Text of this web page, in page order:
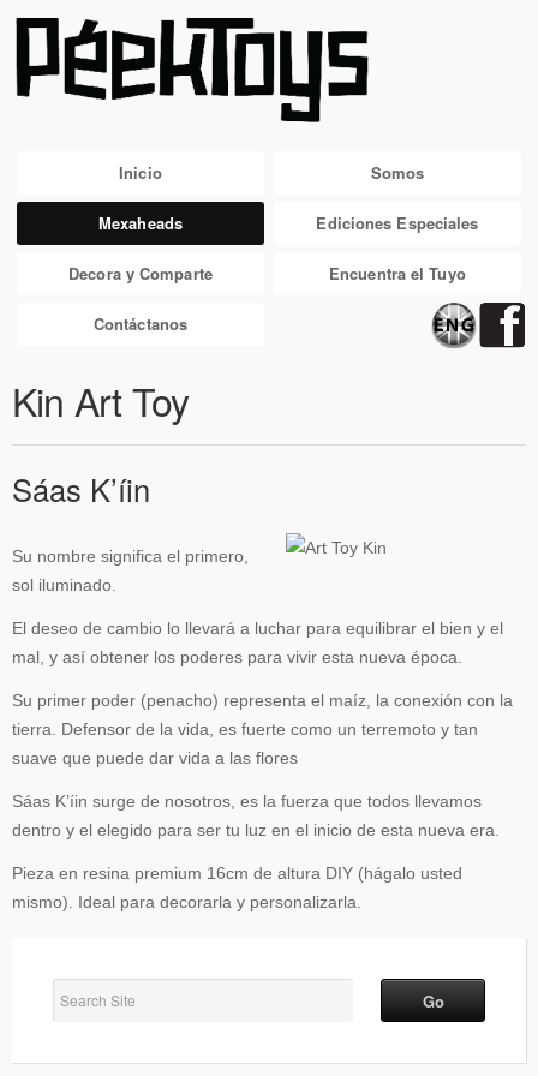
Inicio Somos
Mexaheads Ediciones Especiales
Decora y Comparte Encuentra el Tuyo
Contáctanos
Kin Art Toy
Sáas K’íin
Su nombre significa el primero,
sol iluminado.
El deseo de cambio lo llevará a luchar para equilibrar el bien y el
mal, y así obtener los poderes para vivir esta nueva época.
Su primer poder (penacho) representa el maíz, la conexión con la
tierra. Defensor de la vida, es fuerte como un terremoto y tan
suave que puede dar vida a las flores
Sáas K’íin surge de nosotros, es la fuerza que todos llevamos
dentro y el elegido para ser tu luz en el inicio de esta nueva era.
Pieza en resina premium 16cm de altura DIY (hágalo usted
mismo). Ideal para decorarla y personalizarla.